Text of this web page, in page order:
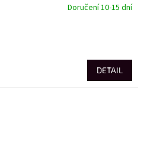
Doručení 10-15 dní
DETAIL